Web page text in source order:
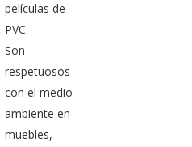
películas de
PVC.
Son
respetuosos
con el medio
ambiente en
muebles,